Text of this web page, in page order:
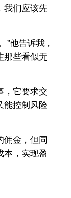
我们应该先
”他告诉我，
那些看似无
，它要求交
能控制风险
佣金，但同
本，实现盈